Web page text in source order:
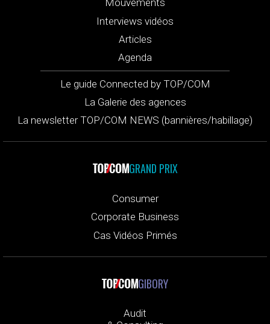
Mouvements
Interviews vidéos
Articles
Agenda
Le guide Connected by TOP/COM
La Galerie des agences
La newsletter TOP/COM NEWS (bannières/habillage)
GRAND PRIX
Consumer
Corporate Business
Cas Vidéos Primés
GIBORY
Audit